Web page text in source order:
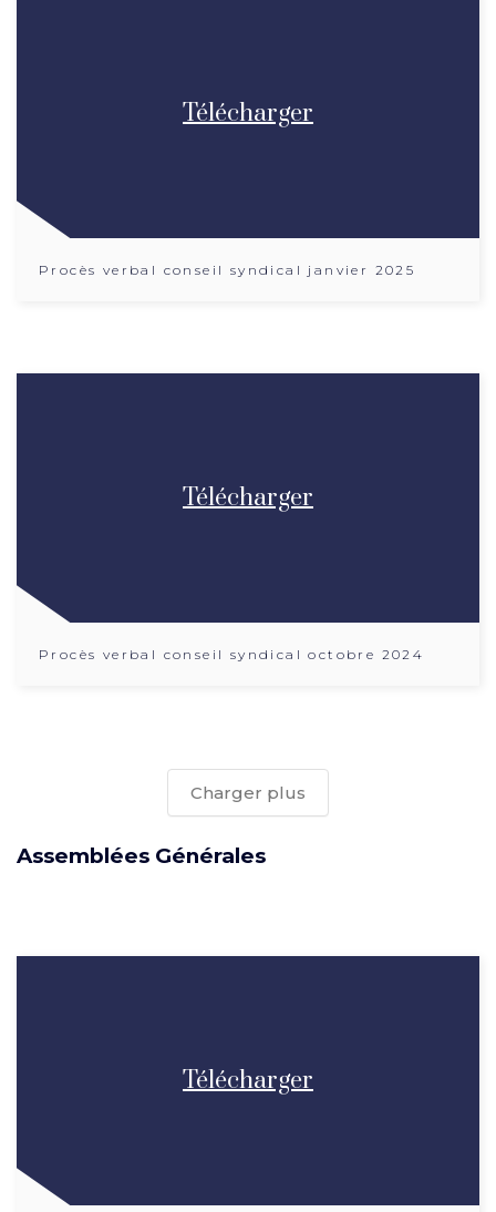
Télécharger
Procès verbal conseil syndical janvier 2025
Télécharger
Procès verbal conseil syndical octobre 2024
Charger plus
Assemblées Générales
Télécharger